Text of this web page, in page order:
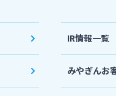
IR情報一覧
みやぎんお